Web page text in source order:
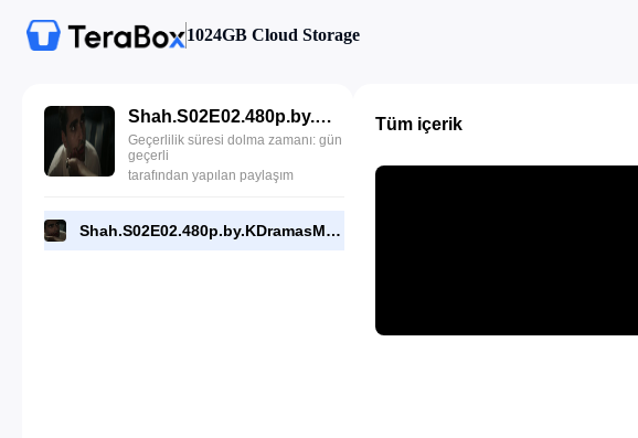
1024GB Cloud Storage
Shah.S02E02.480p.by.KDramasMaza.com.mkv
Geçerlilik süresi dolma zamanı: gün
geçerli
tarafından yapılan paylaşım
Shah.S02E02.480p.by.KDramasMaza.com.mkv
Tüm içerik